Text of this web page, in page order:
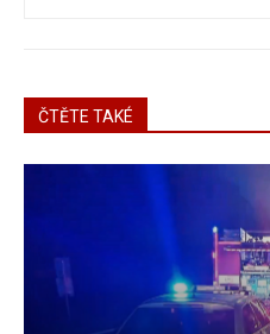
ČTĚTE TAKÉ